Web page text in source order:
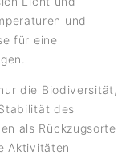
und
für eine
die Biodiversität,
des
als Rückzugsorte
Aktivitäten